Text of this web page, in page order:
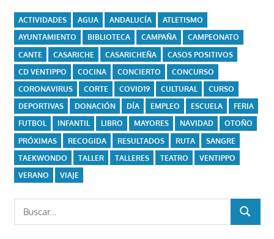
ACTIVIDADES AGUA ANDALUCÍA
ATLETISMO
AYUNTAMIENTO
BIBLIOTECA CAMPAÑA
CAMPEONATO
CANTE
CASARICHE CASARICHEÑA
CASOS POSITIVOS
CD VENTIPPO
COCINA CONCIERTO
CONCURSO
CORONAVIRUS
CORTE COVID19 CULTURAL
CURSO
DEPORTIVAS
DONACIÓN DÍA EMPLEO ESCUELA
FERIA
FUTBOL
INFANTIL LIBRO MAYORES NAVIDAD
OTOÑO
PRÓXIMAS
RECOGIDA RESULTADOS RUTA
SANGRE
TAEKWONDO
TALLER TALLERES TEATRO
VENTIPPO
VERANO
VIAJE
BUSCAR